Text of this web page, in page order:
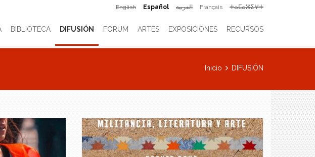
English Español العربية Français ⵜⴰⵎⴰⵣⵉⵖⵜ
BIBLIOTECA DIFUSIÓN FORUM ARTES EXPOSICIONES RECURSOS
Inicio DIFUSIÓN